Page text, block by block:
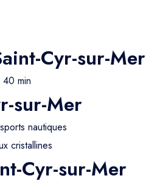
Cyr-sur-Mer
40 min
sur-Mer
nautiques
cristallines
Cyr-sur-Mer